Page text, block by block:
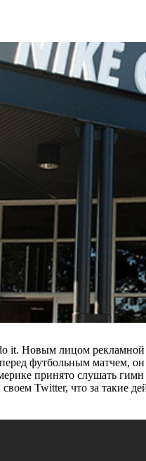
it. Новым лицом
футбольным матчем, он
принято слушать
Twitter, что за